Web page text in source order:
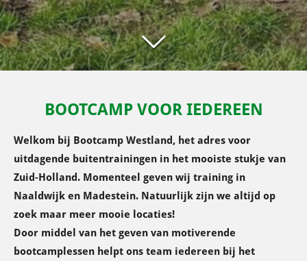
BOOTCAMP VOOR IEDEREEN
Welkom bij Bootcamp Westland, het adres voor
uitdagende buitentrainingen in het mooiste stukje van
Zuid-Holland. Momenteel geven wij training in
Naaldwijk en Madestein. Natuurlijk zijn we altijd op
zoek maar meer mooie locaties!
Door middel van het geven van motiverende
bootcamplessen helpt ons team iedereen bij het